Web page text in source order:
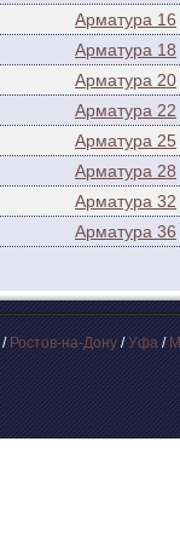
Арматура 16
Арматура 18
Арматура 20
Арматура 22
Арматура 25
Арматура 28
Арматура 32
Арматура 36
/ Ростов-на-Дону/Уфа/